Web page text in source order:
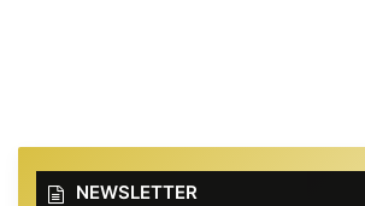
NEWSLETTER